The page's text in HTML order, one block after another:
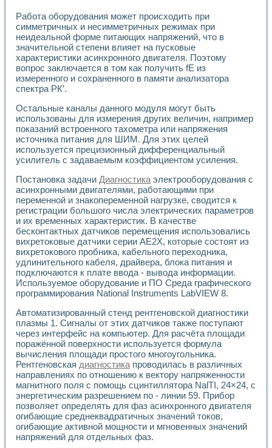
Высокочувствительные оптоэлектронные
Установка для измерения диэлектрических свойств
Исследование кинетики зарождения и развития
Лабораторный электрический импедансный томограф на
Микрозондовая система для характеризации
Метод траекторий в исследовании
Промышленная автоматизация
Использование систем технического зрения для контроля
Исследование электромагнитных переходных процессов
Применение LabVIEW при разработке обучающих
Разработка виртуальных тренажеров путем
Система блокировок, сигнализации и защиты ускорителя
Система сбора данных и управления процессом
Управление температурой газовой среды специальной
Разработка программного обеспечения с
Использование технологий NATIONAL INSTRUMENTS
Оборудование для промышленной термотрансферной
Автоматизация реометрических исследований на базе
Применение измерителя иммитанса для исследова¬ния
Исследование электромагнитных переходных процессов
Стенд для исследования электрических переходных
Автоматизация контроля сварных швов на базе
Измерительный контроль с применением
Моделирование надежности и эффективности систем
Автоматизация лабораторного стенда по измерению
Автоматизированные лабораторные комплексы для
Виртуальный прибор для исследования нелинейных
Использование виртуальных приборов в процесе
Использование программ ELECTRONICS WORKBENCH-
Лабораторный практикум по дисциплине «Цифровые
Лабораторный практикум по ИНС на основе LabVIEW
Лабораторный практикум по основам теории коммутации
Опыт использования NI LabVIEW для создания
Применение LabVIEW для исследования течения в
Создание виртуальной работы «Изучение магнитных
Обратный маятник
Работа оборудования может происходить при
симметричных и несимметричных режимах при
неидеальной форме питающих напряжений, что в
значительной степени влияет на пусковые
характеристики асинхронного двигателя. Поэтому
вопрос заключается в том как получить fE из
измеренного и сохраненного в памяти анализатора
спектра РК’.
Остальные каналы данного модуля могут быть
использованы для измерения других величин, например
показаний встроенного тахометра или напряжения
источника питания для ШИМ. Для этих целей
используется прецизионный дифференциальный
усилитель с задаваемым коэффициентом усиления.
Постановка задачи Диагностикаэлектрооборудования с
асинхронными двигателями, работающими при
переменной и знакопеременной нагрузке, сводится к
регистрации большого числа электрических параметров
и их временных характеристик. В качестве
бесконтактных датчиков перемещения использовались
вихретоковые датчики серии АЕ2Х, которые состоят из
вихретокового пробника, кабельного переходника,
удлинительного кабеля, драйвера, блока питания и
подключаются к плате ввода - вывода информации.
Используемое оборудование и ПО Среда графического
программирования National Instruments LabVIEW 8.
Автоматизированный стенд рентгеновской диагностики
плазмы 1. Сигналы от этих датчиков также поступают
через интерфейс на компьютер. Для расчёта площади
поражённой поверхности используется формула
вычисления площади простого многоугольника.
Рентгеновская диагностикапроводилась в различных
направлениях по отношению к вектору напряженности
магнитного поля с помощь сцинтиллятора NalTI, 24×24, с
энергетическим разрешением по - линии 59. Прибор
позволяет определять для фаз асинхронного двигателя
огибающие среднеквадратичных значений токов,
огибающие активной мощности и мгновенных значений
напряжений для отдельных фаз.